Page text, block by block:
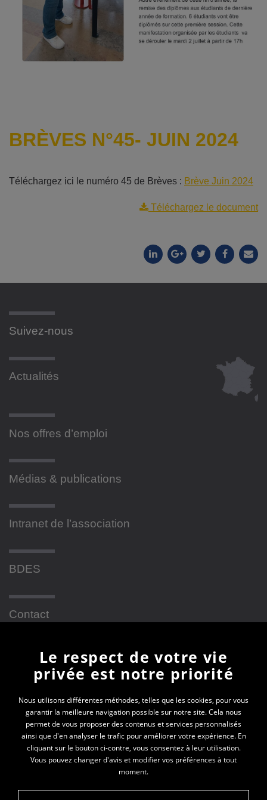
BRÈVES N°45- JUIN 2024
Téléchargez ici le numéro 45 de Brèves : Brève Juin 2024
Téléchargez le document
Suivez-nous
Actualités
Nos offres d’emploi
Médias & publications
Intranet de l’association
BDES
Contact
Newsletter
En vous inscrivant à la newsletter, vous recevrez
toutes les actualités des PEP 69
Votre e-mail*
Le respect de votre vie
privée est notre priorité
Nous utilisons différentes méthodes, telles que les cookies, pour vous
garantir la meilleure navigation possible sur notre site. Cela nous
permet de vous proposer des contenus et services personnalisés
ainsi que d'en analyser le trafic pour améliorer votre expérience. En
cliquant sur le bouton ci-contre, vous consentez à leur utilisation.
Vous pouvez changer d'avis et modifier vos préférences à tout
moment.